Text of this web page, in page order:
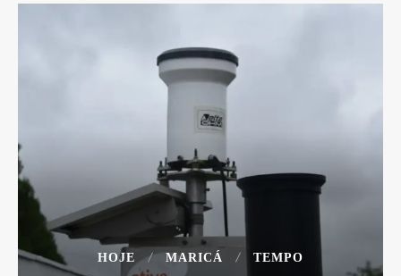
HOJE MARICÁ TEMPO